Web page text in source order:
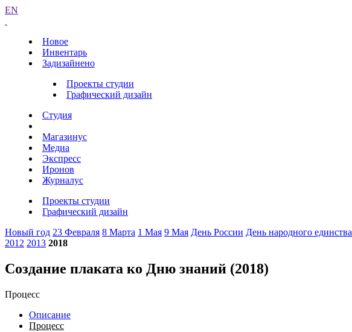
EN
Новое
Инвентарь
Задизайнено
Проекты студии
Графический дизайн
Студия
Магазинус
Медиа
Экспресс
Иронов
Журналус
Проекты студии
Графический дизайн
Новый год 23 Февраля 8 Марта 1 Мая 9 Мая День России День народного единства
2012 2013 2018
Создание плаката ко Дню знаний (2018)
Процесс
Описание
Процесс